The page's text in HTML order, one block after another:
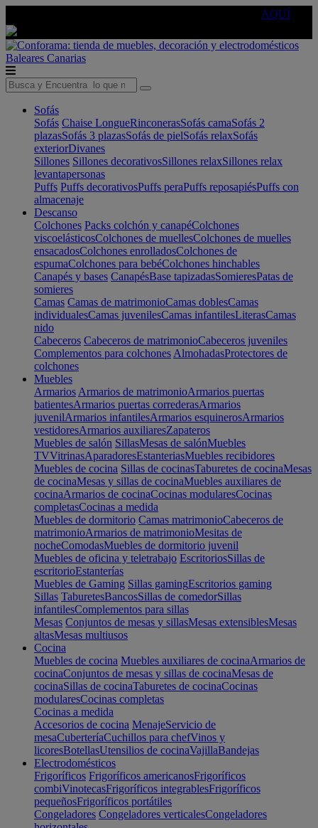
AQUÍ
Baleares Canarias
Sofás
Sofás Chaise LongueRinconerasSofás camaSofás 2
plazasSofás 3 plazasSofás de pielSofás relaxSofás
exteriorDivanes
Sillones Sillones decorativosSillones relaxSillones relax
levantapersonas
Puffs Puffs decorativosPuffs peraPuffs reposapiésPuffs con
almacenaje
Descanso
Colchones Packs colchón y canapéColchones
viscoelásticosColchones de muellesColchones de muelles
ensacadosColchones enrolladosColchones de
espumaColchones para bebéColchones hinchables
Canapés y bases CanapésBase tapizadasSomieresPatas de
somieres
Camas Camas de matrimonioCamas doblesCamas
individualesCamas juvenilesCamas infantilesLiterasCamas
nido
Cabeceros Cabeceros de matrimonioCabeceros juveniles
Complementos para colchones AlmohadasProtectores de
colchones
Muebles
Armarios Armarios de matrimonioArmarios puertas
batientesArmarios puertas correderasArmarios
juvenilArmarios infantilesArmarios esquinerosArmarios
vestidoresArmarios auxiliaresZapateros
Muebles de salón SillasMesas de salónMuebles
TVVitrinasAparadoresEstanteriasMuebles recibidores
Muebles de cocina Sillas de cocinasTaburetes de cocinaMesas
de cocinaMesas y sillas de cocinaMuebles auxiliares de
cocinaArmarios de cocinaCocinas modularesCocinas
completasCocinas a medida
Muebles de dormitorio Camas matrimonioCabeceros de
matrimonioArmarios de matrimonioMesitas de
nocheComodasMuebles de dormitorio juvenil
Muebles de oficina y teletrabajo EscritoriosSillas de
escritorioEstanterías
Muebles de Gaming Sillas gamingEscritorios gaming
Sillas TaburetesBancosSillas de comedorSillas
infantilesComplementos para sillas
Mesas Conjuntos de mesas y sillasMesas extensiblesMesas
altasMesas multiusos
Cocina
Muebles de cocina Muebles auxiliares de cocinaArmarios de
cocinaConjuntos de mesas y sillas de cocinaMesas de
cocinaSillas de cocinaTaburetes de cocinaCocinas
modularesCocinas completas
Cocinas a medida
Accesorios de cocina MenajeServicio de
mesaCuberteríaCuchillos para chefVinos y
licoresBotellasUtensilios de cocinaVajillaBandejas
Electrodomésticos
Frigoríficos Frigoríficos americanosFrigoríficos
combiVinotecasFrigoríficos integrablesFrigoríficos
pequeñosFrigoríficos portátiles
Congeladores Congeladores verticalesCongeladores